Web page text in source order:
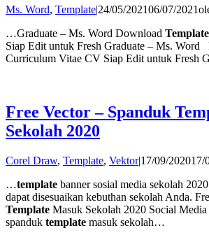
Ms. Word, Template|24/05/202106/07/2021
…Graduate – Ms. Word Download Template
Siap Edit untuk Fresh Graduate – Ms. Word
Curriculum Vitae CV Siap Edit untuk Fresh
Free Vector – Spanduk
Sekolah 2020
Corel Draw, Template, Vektor|17/09/202017/
…template banner sosial media sekolah
dapat disesuaikan kebuthan sekolah Anda.
Template Masuk Sekolah 2020 Social
spanduk template masuk sekolah…